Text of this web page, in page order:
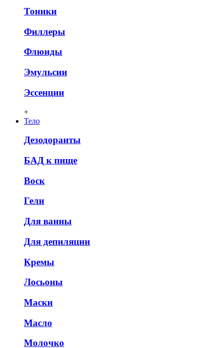
Тоники
Филлеры
Флюиды
Эмульсии
Эссенции
+
Тело
Дезодоранты
БАД к пище
Воск
Гели
Для ванны
Для депиляции
Кремы
Лосьоны
Маски
Масло
Молочко